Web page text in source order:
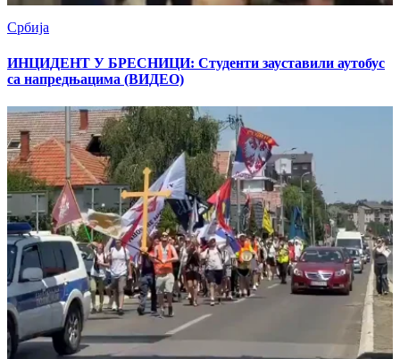
Србија
ИНЦИДЕНТ У БРЕСНИЦИ: Студенти зауставили аутобус
са напредњацима (ВИДЕО)